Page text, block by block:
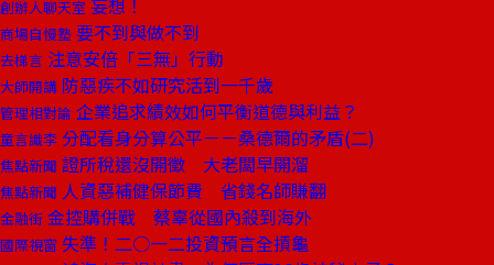
創辦人聊天室 妄想！
商場自慢塾 要不到與做不到
去梯言 注意安倍「三無」行動
大師開講 防惡疾不如研究活到一千歲
管理相對論 企業追求績效如何平衡道德與利益？
童言識李 分配看身分算公平－－桑德爾的矛盾(二)
焦點新聞 證所稅還沒開徵 大老闆早開溜
焦點新聞 人資惡補健保節費 省錢名師賺翻
金融街 金控購併戰 蔡辜從國內殺到海外
國際視窗 失準！二○一二投資預言全摃龜